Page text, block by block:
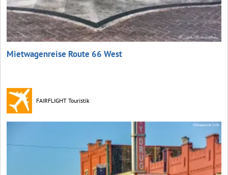
Mietwagenreise Route 66 West
FAIRFLIGHT Touristik